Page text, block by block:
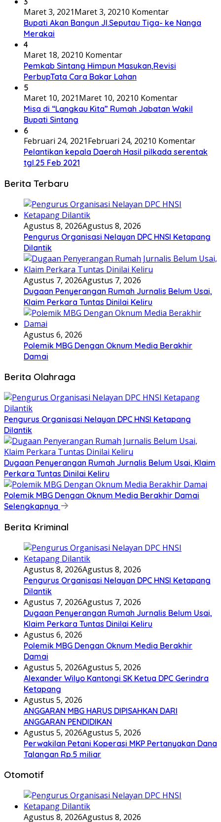
Maret 3, 2021Maret 3, 20210 Komentar
Bupati Akan Bangun Jl.Seputau Tiga- ke Nanga
Merakai
4
Maret 18, 20210 Komentar
Pemkab Sintang Himpun Masukan,Revisi
PerbupTata Cara Bakar Lahan
5
Maret 10, 2021Maret 10, 20210 Komentar
Misa di “Langkau Kita” Rumah Jabatan Wakil
Bupati Sintang
6
Februari 24, 2021Februari 24, 20210 Komentar
Pelantikan kepala Daerah Hasil pilkada serentak
tgl.25 Feb 2021
Berita Terbaru
Agustus 8, 2026Agustus 8, 2026
Pengurus Organisasi Nelayan DPC HNSI Ketapang
Dilantik
Agustus 7, 2026Agustus 7, 2026
Dugaan Penyerangan Rumah Jurnalis Belum Usai,
Klaim Perkara Tuntas Dinilai Keliru
Agustus 6, 2026
Polemik MBG Dengan Oknum Media Berakhir
Damai
Berita Olahraga
Pengurus Organisasi Nelayan DPC HNSI Ketapang
Dilantik
Dugaan Penyerangan Rumah Jurnalis Belum Usai, Klaim
Perkara Tuntas Dinilai Keliru
Polemik MBG Dengan Oknum Media Berakhir Damai
Selengkapnya
Berita Kriminal
Agustus 8, 2026Agustus 8, 2026
Pengurus Organisasi Nelayan DPC HNSI Ketapang
Dilantik
Agustus 7, 2026Agustus 7, 2026
Dugaan Penyerangan Rumah Jurnalis Belum Usai,
Klaim Perkara Tuntas Dinilai Keliru
Agustus 6, 2026
Polemik MBG Dengan Oknum Media Berakhir
Damai
Agustus 5, 2026Agustus 5, 2026
Alexander Wilyo Kantongi SK Ketua DPC Gerindra
Ketapang
Agustus 5, 2026
ANGGARAN MBG HARUS DIPISAHKAN DARI
ANGGARAN PENDIDIKAN
Agustus 5, 2026Agustus 5, 2026
Perwakilan Petani Koperasi MKP Pertanyakan Dana
Talangan Rp.5 miliar
Otomotif
Agustus 8, 2026Agustus 8, 2026